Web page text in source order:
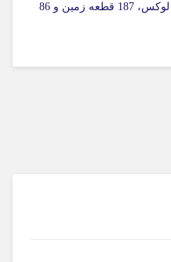
توقیف 86خودروی لوکس، 187 قطعه زمین و 86